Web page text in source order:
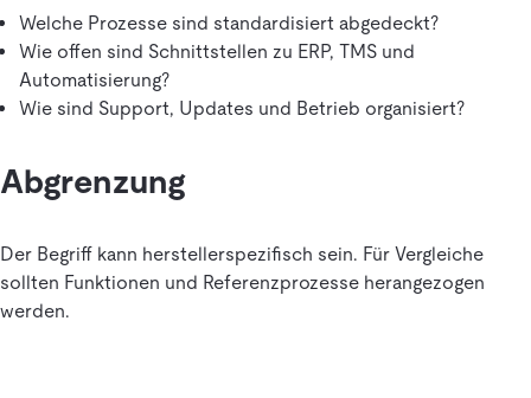
Welche Prozesse sind standardisiert abgedeckt?
Wie offen sind Schnittstellen zu ERP, TMS und
Automatisierung?
Wie sind Support, Updates und Betrieb organisiert?
Abgrenzung
Der Begriff kann herstellerspezifisch sein. Für Vergleiche
sollten Funktionen und Referenzprozesse herangezogen
werden.